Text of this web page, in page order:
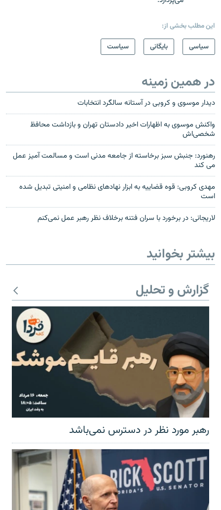
این مطلب بخشی از:
سیاسی
بایگانی سیاست
در همین زمینه
دیدار موسوی و کروبی در آستانه سالگرد انتخابات
واکنش موسوی به اظهارات اخیر دادستان تهران و بازداشت محافظ
شخصی‌اش
رهنورد: جنبش سبز برخاسته از جامعه مدنی است و مسالمت آمیز عمل
می کند
مهدی کروبی: قوه قضاييه به ابزار نهادهای نظامی و امنيتی تبديل شده
است
لاریجانی:‌ در برخورد با سران فتنه برخلاف نظر رهبر عمل نمی‌کنم
بیشتر بخوانید
گزارش و تحلیل
رهبر مورد نظر در دسترس نمی‌باشد